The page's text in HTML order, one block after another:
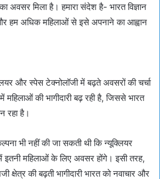
अवसर मिला है। हमारा संदेश है- भारत विज्ञान
हम अधिक महिलाओं से इसे अपनाने का आह्वान
और स्पेस टेक्नोलॉजी में बढ़ते अवसरों की चर्चा
महिलाओं की भागीदारी बढ़ रही है, जिससे भारत
रहा है।
भी नहीं की जा सकती थी कि न्यूक्लियर
इतनी महिलाओं के लिए अवसर होंगे। इसी तरह,
की बढ़ती भागीदारी भारत को नवाचार और